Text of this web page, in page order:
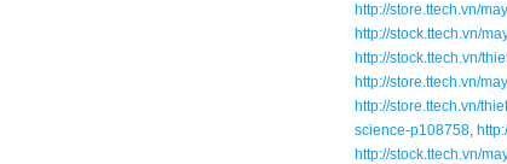
http://store.ttech.vn/
http://stock.ttech.vn/
http://stock.ttech.vn/
http://store.ttech.vn/
http://store.ttech.vn/
science-p108758,
http://stock.ttech.vn/